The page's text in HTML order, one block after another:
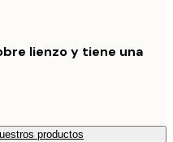
lienzo y tiene una
productos